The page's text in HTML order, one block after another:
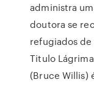
administra
doutora se
refugiados
Titulo
(Bruce Willis)